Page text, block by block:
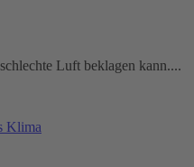
Luft beklagen kann....
Klima